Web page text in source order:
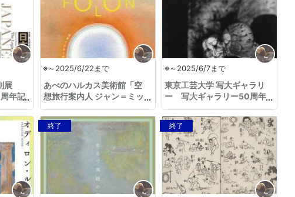
展
年記
※～2025/6/22まで
あべのハルカス美術館「空
想旅行案内人 ジャン＝ミッ
シェル・フォロン」
※～2025/6/7まで
東京工芸大学 写大ギャラリ
ー 写大ギャラリー50周年
記念展Ⅰ 細江英公追悼写真展
「写真への愛と尊敬」
終了 終了